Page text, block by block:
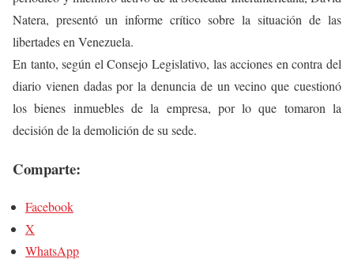
Natera, presentó un informe crítico sobre la situación de las
libertades en Venezuela.
En tanto, según el Consejo Legislativo, las acciones en contra del
diario vienen dadas por la denuncia de un vecino que cuestionó
los bienes inmuebles de la empresa, por lo que tomaron la
decisión de la demolición de su sede.
Comparte:
Facebook
X
WhatsApp